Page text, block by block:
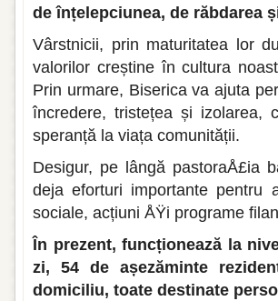
de înțelepciunea, de răbdarea
Vârstnicii, prin maturitatea lor
valorilor creștine în cultura
Prin urmare, Biserica va ajuta
încredere, tristețea și izolarea,
speranță la viața comunității.
Desigur, pe lângă pastoraÅ£ia
deja eforturi importante pentru
sociale, acțiuni ÅŸi programe
În prezent, funcționează la
zi, 54 de așezăminte
domiciliu, toate destinate